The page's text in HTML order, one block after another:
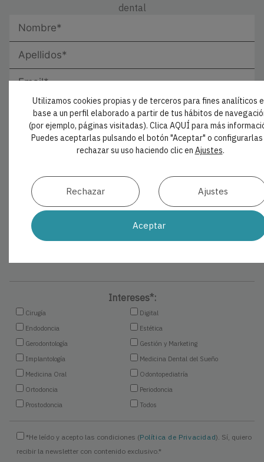
dental
Fecha de nacimiento*
Actividad*
Intereses*:
Cirugía
Digital
Endodoncia
Estética
Gerodontología
Gestión y Marketing
Implantología
Medicina Dental del Sueño
Medicina Oral
Odontopediatría
Ortodoncia
Periodoncia
Prostodoncia
Todos
*He leído y acepto las condiciones (Política de Privacidad). Sí, quiero
recibir la newsletter con contenido exclusivo.*
Utilizamos cookies propias y de terceros para fines analíticos
base a un perfil elaborado a partir de tus hábitos de
(por ejemplo, páginas visitadas). Clica AQUÍ para más
Puedes aceptarlas pulsando el botón "Aceptar" o
rechazar su uso haciendo clic en Ajustes.
Aceptar
Rechazar Ajustes